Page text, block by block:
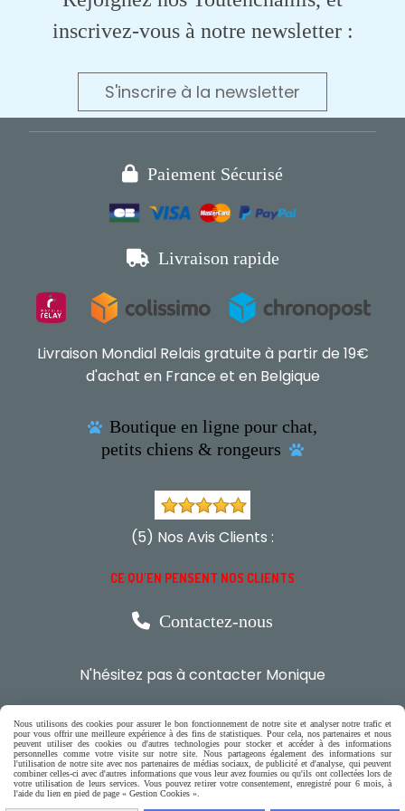
inscrivez-vous à notre newsletter :
S'inscrire à la newsletter
 Paiement Sécurisé
 Livraison rapide
Livraison Mondial Relais gratuite à partir de 19€
d'achat en France et en Belgique
 Boutique en ligne pour chat,
petits chiens & rongeurs

(5) Nos Avis Clients :
CE QU'EN PENSENT NOS CLIENTS
 Contactez-nous
N'hésitez pas à contacter Monique
par téléphone
0618321265
ou par message
Nous utilisons des cookies pour assurer le bon fonctionnement de notre site et analyser notre trafic et
pour vous offrir une meilleure expérience à des fins de statistiques. Pour cela, nos partenaires et nous
peuvent utiliser des cookies ou d'autres technologies pour stocker et accéder à des informations
personnelles comme votre visite sur notre site. Nous partageons également des informations sur
l'utilisation de notre site avec nos partenaires de médias sociaux, de publicité et d'analyse, qui peuvent
combiner celles-ci avec d'autres informations que vous leur avez fournies ou qu'ils ont collectées lors de
votre utilisation de leurs services. Vous pouvez retirer votre consentement, enregistré pour 6 mois, à
l'aide du lien en pied de page « Gestion Cookies ».